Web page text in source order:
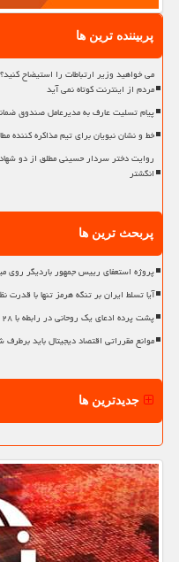
پربیننده ترین ها
می خواهید وزیر ارتباطات را استیضاح
مردم از اینترنت کوتاه نمی آید
پیام تسلیت عارف به مدیرعامل صندوق
خط و نشان نبویان برای تیم مذاکره کننده
روایت دختر سردار حسینی مطلق از دو
انگشتر
پربحث ترین ها
پروژه استعفای رییس جمهور باردیگر روی
آیا تسلط ایران بر تنگه هرمز تنها با
پشت پرده ادعای یک روحانی در رابطه با ۲۸ بار استعفای مسعود پزشکیان
موانع مقرراتی اقتصاد دیجیتال باید برطرف
جدیدترین ها